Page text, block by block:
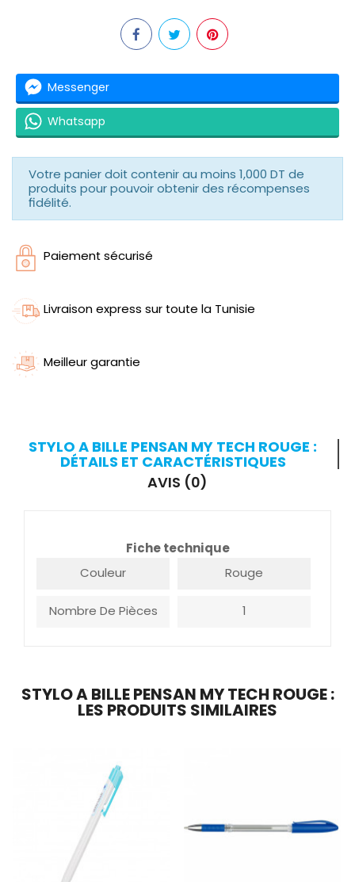
Messenger
Whatsapp
Votre panier doit contenir au moins 1,000 DT de
produits pour pouvoir obtenir des récompenses
fidélité.
Paiement sécurisé
Livraison express sur toute la Tunisie
Meilleur garantie
STYLO A BILLE PENSAN MY TECH ROUGE :
DÉTAILS ET CARACTÉRISTIQUES
AVIS (0)
Fiche technique
Couleur
Rouge
Nombre De Pièces 1
STYLO A BILLE PENSAN MY TECH ROUGE :
LES PRODUITS SIMILAIRES